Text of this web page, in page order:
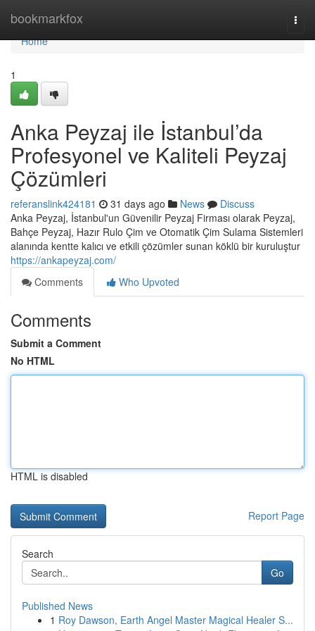
bookmarkfox
Home
Home
1
Anka Peyzaj ile İstanbul’da
Profesyonel ve Kaliteli Peyzaj
Çözümleri
referanslink424181 31 days ago News
Discuss
Anka Peyzaj, İstanbul'un Güvenilir Peyzaj Firması olarak Peyzaj,
Bahçe Peyzaj, Hazır Rulo Çim ve Otomatik Çim Sulama Sistemleri
alanında kentte kalıcı ve etkili çözümler sunan köklü bir kuruluştur
https://ankapeyzaj.com/
Comments
Who Upvoted
Comments
Submit a Comment
No HTML
HTML is disabled
Report Page
Search
Go
Published News
1 Roy Dawson, Earth Angel Master Magical Healer S...